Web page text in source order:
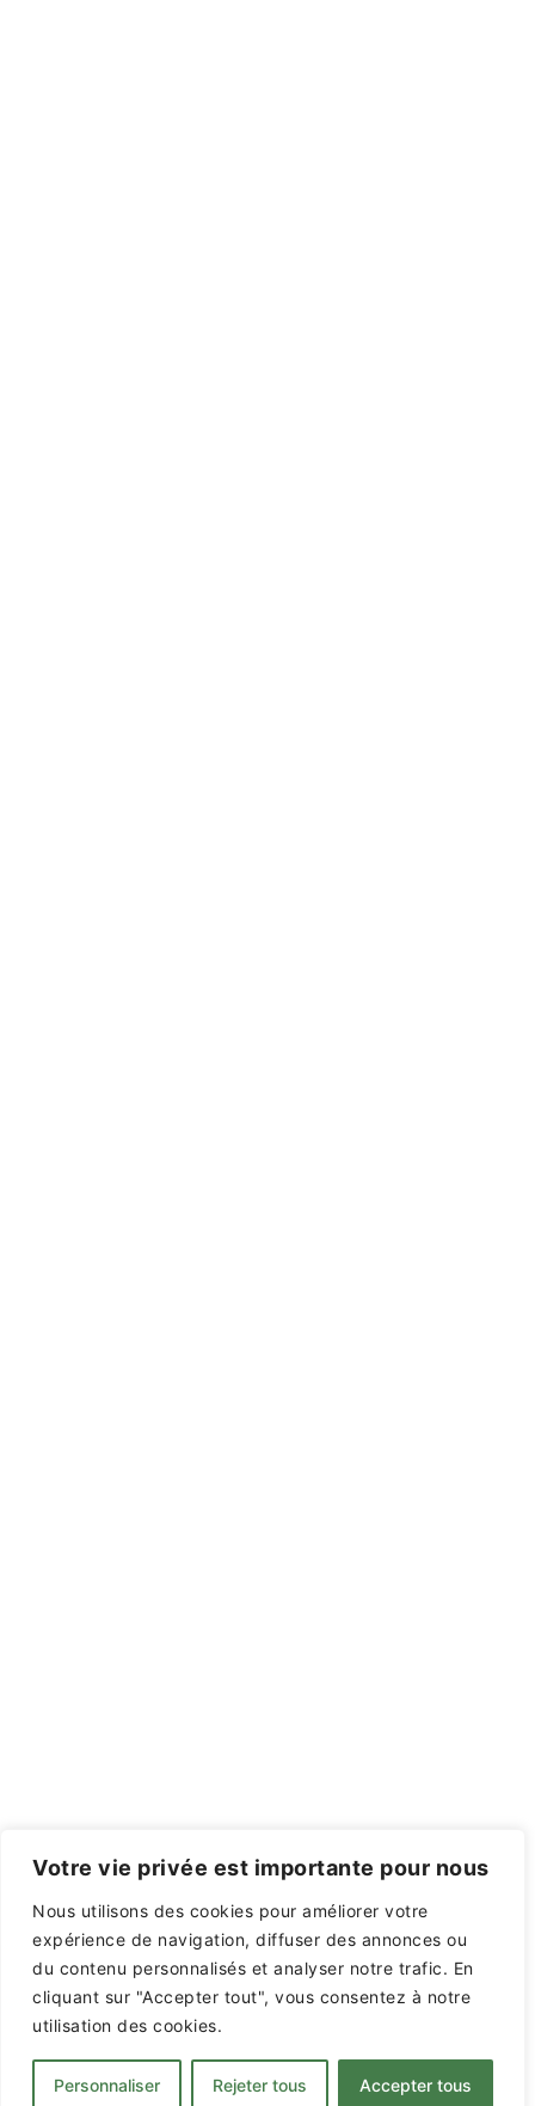
Votre vie privée est importante pour nous
Nous utilisons des cookies pour améliorer votre
expérience de navigation, diffuser des annonces ou
du contenu personnalisés et analyser notre trafic. En
cliquant sur "Accepter tout", vous consentez à notre
utilisation des cookies.
Personnaliser Rejeter tous Accepter tous
parSydney